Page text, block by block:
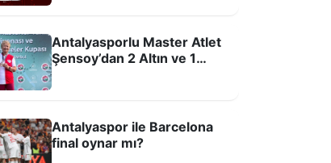
Antalyasporlu Master Atlet
Şensoy’dan 2 Altın ve 1
Antalyaspor ile Barcelona
final oynar mı?